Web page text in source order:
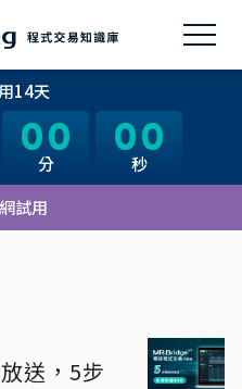
00
分 00
秒
試用
14天
00
分 00
秒
送，5步